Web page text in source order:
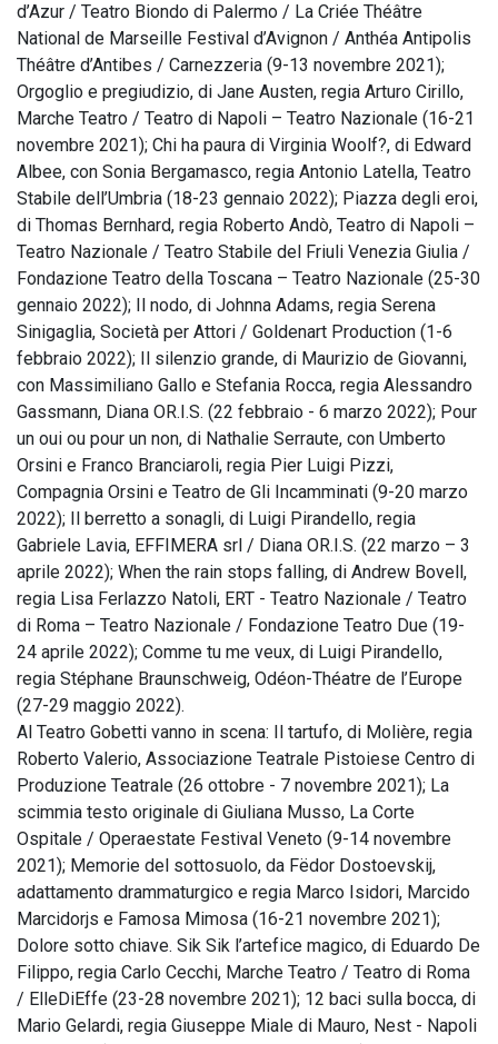
d’Azur / Teatro Biondo di Palermo / La Criée Théâtre
National de Marseille Festival d’Avignon / Anthéa Antipolis
Théâtre d’Antibes / Carnezzeria (9-13 novembre 2021);
Orgoglio e pregiudizio, di Jane Austen, regia Arturo Cirillo,
Marche Teatro / Teatro di Napoli – Teatro Nazionale (16-21
novembre 2021); Chi ha paura di Virginia Woolf?, di Edward
Albee, con Sonia Bergamasco, regia Antonio Latella, Teatro
Stabile dell’Umbria (18-23 gennaio 2022); Piazza degli eroi,
di Thomas Bernhard, regia Roberto Andò, Teatro di Napoli –
Teatro Nazionale / Teatro Stabile del Friuli Venezia Giulia /
Fondazione Teatro della Toscana – Teatro Nazionale (25-30
gennaio 2022); Il nodo, di Johnna Adams, regia Serena
Sinigaglia, Società per Attori / Goldenart Production (1-6
febbraio 2022); Il silenzio grande, di Maurizio de Giovanni,
con Massimiliano Gallo e Stefania Rocca, regia Alessandro
Gassmann, Diana OR.I.S. (22 febbraio - 6 marzo 2022); Pour
un oui ou pour un non, di Nathalie Serraute, con Umberto
Orsini e Franco Branciaroli, regia Pier Luigi Pizzi,
Compagnia Orsini e Teatro de Gli Incamminati (9-20 marzo
2022); Il berretto a sonagli, di Luigi Pirandello, regia
Gabriele Lavia, EFFIMERA srl / Diana OR.I.S. (22 marzo – 3
aprile 2022); When the rain stops falling, di Andrew Bovell,
regia Lisa Ferlazzo Natoli, ERT - Teatro Nazionale / Teatro
di Roma – Teatro Nazionale / Fondazione Teatro Due (19-
24 aprile 2022); Comme tu me veux, di Luigi Pirandello,
regia Stéphane Braunschweig, Odéon-Théatre de l’Europe
(27-29 maggio 2022).
Al Teatro Gobetti vanno in scena: Il tartufo, di Molière, regia
Roberto Valerio, Associazione Teatrale Pistoiese Centro di
Produzione Teatrale (26 ottobre - 7 novembre 2021); La
scimmia testo originale di Giuliana Musso, La Corte
Ospitale / Operaestate Festival Veneto (9-14 novembre
2021); Memorie del sottosuolo, da Fëdor Dostoevskij,
adattamento drammaturgico e regia Marco Isidori, Marcido
Marcidorjs e Famosa Mimosa (16-21 novembre 2021);
Dolore sotto chiave. Sik Sik l’artefice magico, di Eduardo De
Filippo, regia Carlo Cecchi, Marche Teatro / Teatro di Roma
/ ElleDiEffe (23-28 novembre 2021); 12 baci sulla bocca, di
Mario Gelardi, regia Giuseppe Miale di Mauro, Nest - Napoli